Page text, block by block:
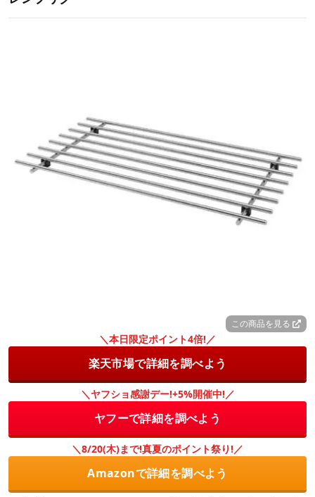
この商品を見る
＼本日限定ポイント4倍!／
楽天市場で詳細を調べよう
＼ヤフショ感謝デー!+5%開催中!／
ヤフーで詳細を調べよう
＼8/20(木)まで!真夏のポイント祭り!／
Amazonで詳細を調べよう